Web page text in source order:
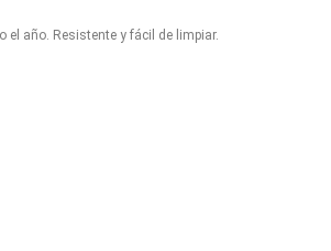
año. Resistente y fácil de limpiar.